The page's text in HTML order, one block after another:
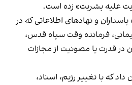
علیه بشریت» زده است.
و نهادهای اطلاعاتی که در
فرمانده وقت سپاه قدس،
در قدرت یا مصونیت از مجازات
که با تغییر رژیم، اسناد،